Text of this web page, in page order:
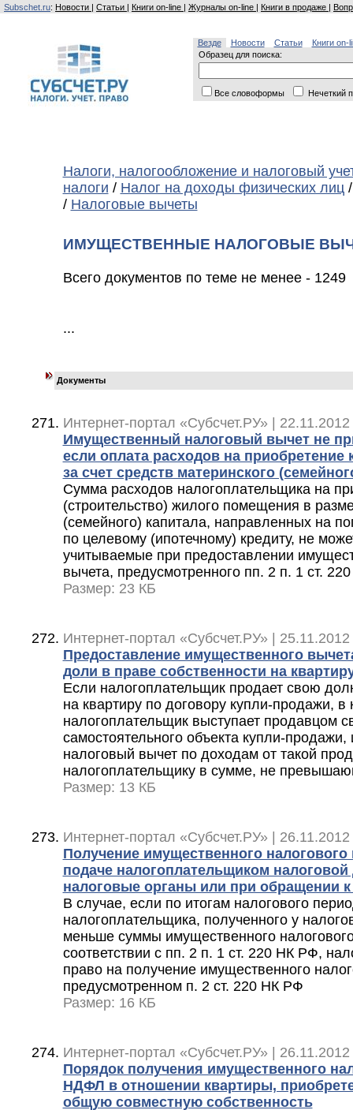
Subschet.ru: Новости | Статьи | Книги on-line | Журналы on-line | Книги в продаже |
Везде Новости Статьи
Книги on-
Образец для поиска:
Все словоформы Нечеткий
Налоги, налогообложение и налоговый
налоги / Налог на доходы физических лиц
/ Налоговые вычеты
ИМУЩЕСТВЕННЫЕ НАЛОГОВЫЕ
Всего документов по теме не менее - 1249
...
Документы
Интернет-портал «Субсчет.РУ» |
Имущественный налоговый вычет не
если оплата расходов на приобретение
за счет средств материнского
Сумма расходов налогоплательщика на
(строительство) жилого помещения в
(семейного) капитала, направленных на
по целевому (ипотечному) кредиту, не
учитываемые при предоставлении
вычета, предусмотренного пп. 2 п. 1 ст.
Размер: 23 КБ
Интернет-портал «Субсчет.РУ» |
Предоставление имущественного
доли в праве собственности на
Если налогоплательщик продает свою
на квартиру по договору купли-продажи, в
налогоплательщик выступает продавцом
самостоятельного объекта купли-
налоговый вычет по доходам от такой
налогоплательщику в сумме, не
Размер: 13 КБ
Интернет-портал «Субсчет.РУ» |
Получение имущественного
подаче налогоплательщиком налоговой
налоговые органы или при обращении к
В случае, если по итогам налогового
налогоплательщика, полученного у
меньше суммы имущественного
соответствии с пп. 2 п. 1 ст. 220 НК РФ,
право на получение имущественного
предусмотренном п. 2 ст. 220 НК РФ
Размер: 16 КБ
Интернет-портал «Субсчет.РУ» |
Порядок получения имущественного
НДФЛ в отношении квартиры,
общую совместную собственность